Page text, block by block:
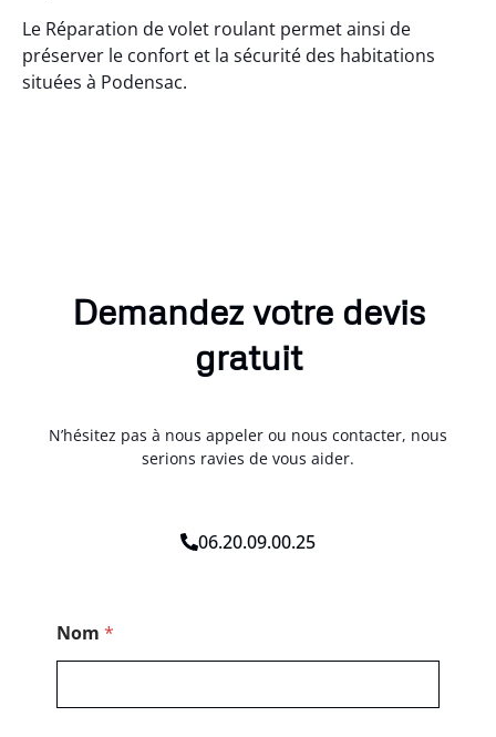
Le Réparation de volet roulant permet ainsi de
préserver le confort et la sécurité des habitations
situées à Podensac.
Demandez votre devis
gratuit
N’hésitez pas à nous appeler ou nous contacter, nous
serions ravies de vous aider.
06.20.09.00.25
T
é
Nom *